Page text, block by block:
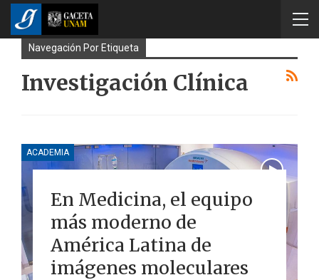
Navegación Por Etiqueta
Investigación Clínica
ACADEMIA
En Medicina, el equipo
más moderno de
América Latina de
imágenes moleculares